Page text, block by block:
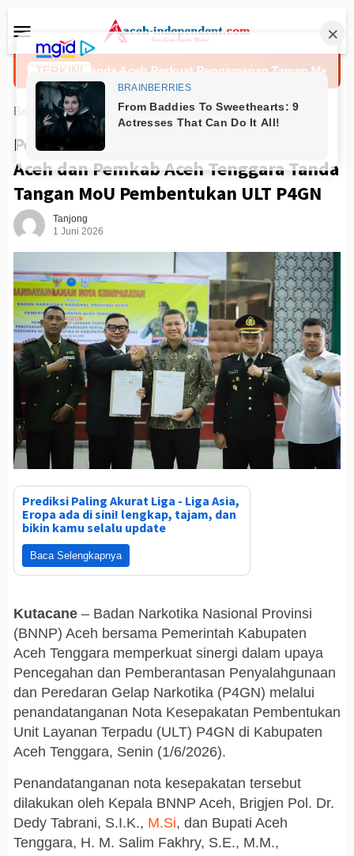
ke
kontenMobile
TERKINI
Banda Aceh Perkuat Pengamanan Taman Meuraxa
Beranda Banda Aceh
Peringati Hari Lahir Pancasila, BNNP
Aceh dan Pemkab Aceh Tenggara Tanda
Tangan MoU Pembentukan ULT P4GN
Tanjong
1 Juni 2026
Prediksi Paling Akurat Liga - Liga Asia,
Eropa ada di sini! lengkap, tajam, dan
bikin kamu selalu update
Baca Selengkapnya
Kutacane – Badan Narkotika Nasional Provinsi
(BNNP) Aceh bersama Pemerintah Kabupaten
Aceh Tenggara memperkuat sinergi dalam upaya
Pencegahan dan Pemberantasan Penyalahgunaan
dan Peredaran Gelap Narkotika (P4GN) melalui
penandatanganan Nota Kesepakatan Pembentukan
Unit Layanan Terpadu (ULT) P4GN di Kabupaten
Aceh Tenggara, Senin (1/6/2026).
Penandatanganan nota kesepakatan tersebut
dilakukan oleh Kepala BNNP Aceh, Brigjen Pol. Dr.
Dedy Tabrani, S.I.K., M.Si, dan Bupati Aceh
Tenggara, H. M. Salim Fakhry, S.E., M.M.,